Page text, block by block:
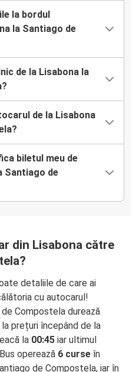
la bordul
la Santiago de
de la Lisabona la
de la Lisabona
biletul meu de
Santiago de
din Lisabona către
detaliile de care ai
cu autocarul!
Compostela durează
la prețuri începând de la
la 00:45 iar ultimul
operează 6 curse în
de Compostela, iar în